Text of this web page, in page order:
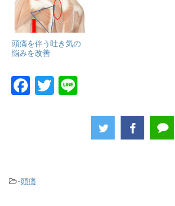
頭痛を伴う吐き気の
悩みを改善
F
o
T
-頭痛